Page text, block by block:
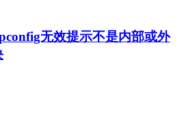
无效提示不是内部或外